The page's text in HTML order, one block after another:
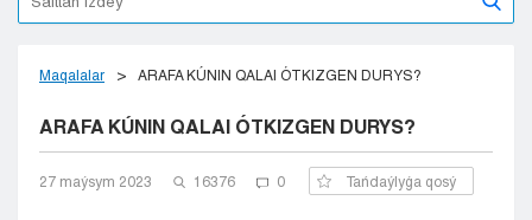
Almaty
Aktobe
Jezkazgan
Karaganda
Kokshetaý
Maqalalar ARAFA KÚNIN QALAI ÓTKIZGEN DURYS?
ARAFA KÚNIN QALAI ÓTKIZGEN DURYS?
27 maýsym 2023 16376 0 Tańdaýlyǵa qosý